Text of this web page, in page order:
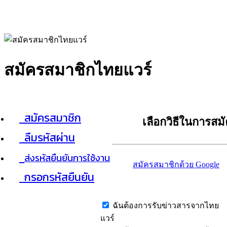
สมัครสมาชิกไทยแวร์
สมัครสมาชิก
ลืมรหัสผ่าน
ส่งรหัสยืนยันการใช้งาน
กรอกรหัสยืนยัน
เลือกวิธีในการส
สมัครสมาชิกด้วย Google
ฉันต้องการรับข่าวสารจากไทย
แวร์